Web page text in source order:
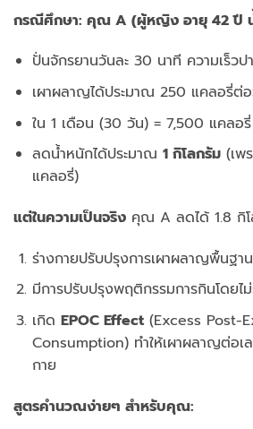
กรณีศึกษา: คุณ A (ผู้หญิง อายุ 42 ปี
ปั่นจักรยานวันละ 30 นาที ความเร็ว
เผาผลาญได้ประมาณ 250 แคลอรี่ต่
ใน 1 เดือน (30 วัน) = 7,500 แคลอรี่
ลดน้ำหนักได้ประมาณ 1 กิโลกรัม(เพ
แคลอรี่)
แต่ในความเป็นจริง คุณ A ลดได้ 1.8 กิโ
ร่างกายปรับปรุงการเผาผลาญพื้นฐา
มีการปรับปรุงพฤติกรรมการกินโดยไ
เกิด EPOC Effect(Excess Post-
Consumption) ทำให้เผาผลาญต่อ
กาย
สูตรคำนวณง่ายๆ สำหรับคุณ: